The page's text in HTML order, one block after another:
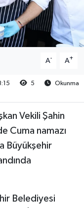
A- A+
5
Okunma
Vekili Şahin
Cuma namazı
Büyükşehir
Belediyesi